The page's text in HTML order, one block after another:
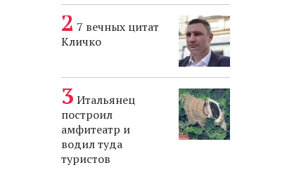
7 вечных цитат
Кличко
Итальянец
построил
амфитеатр и
водил туда
туристов